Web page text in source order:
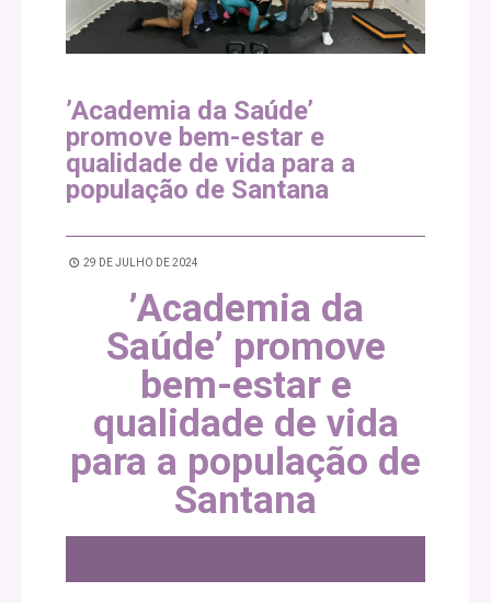
’Academia da Saúde’
promove bem-estar e
qualidade de vida para a
população de Santana
29 DE JULHO DE 2024
’Academia da
Saúde’ promove
bem-estar e
qualidade de vida
para a população de
Santana